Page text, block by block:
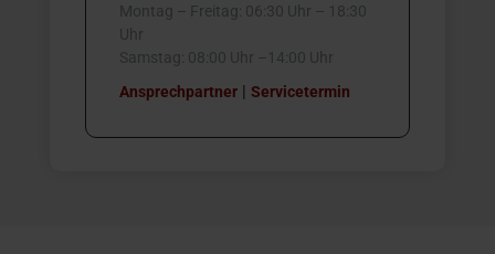
Montag – Freitag: 06:30 Uhr – 18:30
Uhr
Samstag: 08:00 Uhr –14:00 Uhr
Ansprechpartner| Servicetermin